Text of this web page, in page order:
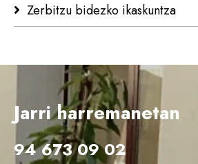
Zerbitzu bidezko ikaskuntza
Jarri harremanetan
94 673 09 02